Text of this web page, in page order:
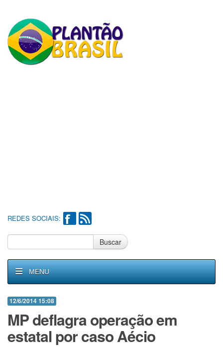
REDES SOCIAIS:
Buscar
MENU
12/6/2014 15:08
MP deflagra operação em
estatal por caso Aécio